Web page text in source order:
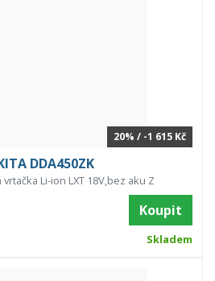
20% / -1 615 Kč
DDA450ZK
Li-ion LXT 18V,bez aku Z
Koupit
Skladem